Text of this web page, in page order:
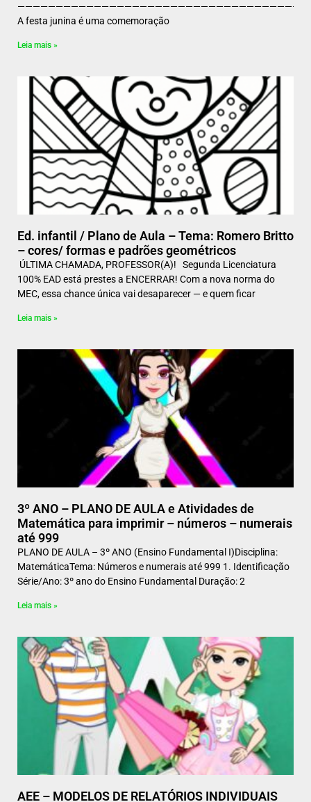
A festa junina é uma comemoração
Leia mais »
Ed. infantil / Plano de Aula – Tema: Romero Britto
– cores/ formas e padrões geométricos
ÚLTIMA CHAMADA, PROFESSOR(A)! Segunda Licenciatura
100% EAD está prestes a ENCERRAR! Com a nova norma do
MEC, essa chance única vai desaparecer — e quem ficar
Leia mais »
3º ANO – PLANO DE AULA e Atividades de
Matemática para imprimir – números – numerais
até 999
PLANO DE AULA – 3º ANO (Ensino Fundamental I)Disciplina:
MatemáticaTema: Números e numerais até 999 1. Identificação
Série/Ano: 3º ano do Ensino Fundamental Duração: 2
Leia mais »
AEE – MODELOS DE RELATÓRIOS INDIVIDUAIS